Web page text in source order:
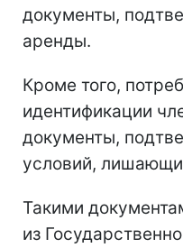
документы,
аренды.
Кроме того,
идентификации
документы,
условий,
Такими
из